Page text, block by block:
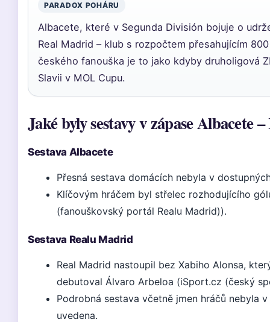
PARADOX POHÁRU
Albacete, které v Segunda División bojuje o
Real Madrid – klub s rozpočtem přesahujícím
českého fanouška je to jako kdyby druholigová
Slavii v MOL Cupu.
Jaké byly sestavy v zápase Albacete
Sestava Albacete
Přesná sestava domácích nebyla v
Klíčovým hráčem byl střelec rozhodujícího
(fanouškovský portál Realu Madrid)).
Sestava Realu Madrid
Real Madrid nastoupil bez Xabiho Alonsa,
debutoval Álvaro Arbeloa (iSport.cz (český
Podrobná sestava včetně jmen hráčů nebyla
uvedena.